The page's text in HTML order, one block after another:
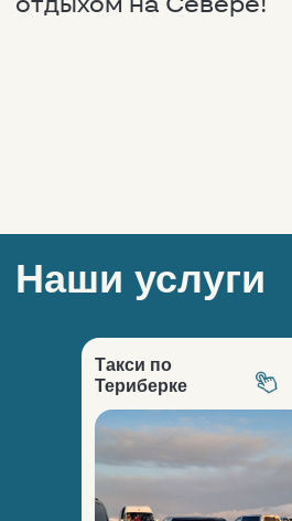
Такси по
Териберке
Поездки по Мурманской области.
туры.
aroundthenorth@yandex.ru
Отдых в Териберке
Природный парк
Айс-флоатинг